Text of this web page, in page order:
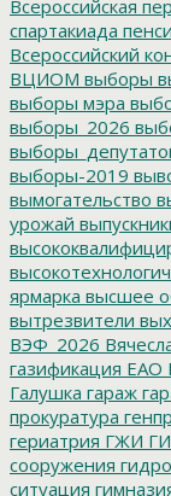
Всероссийская
спартакиада
Всероссийский
ВЦИОМ выборы
выборы мэра
выборы_2026
выборы-2019
вымогательство
урожай
ярмарка высшее
вытрезвители
ВЭФ_2026
газификация ЕАО
Галушка гараж
прокуратура
гериатрия ГЖИ
сооружения
ситуация